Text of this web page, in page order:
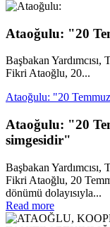
Ataoğulu: "20
Başbakan
Fikri Ataoğlu, 20...
Ataoğulu: "20
Ataoğulu: "20
simgesidir"
Başbakan
Fikri Ataoğlu, 20
dönümü dolayısıyla...
Read more